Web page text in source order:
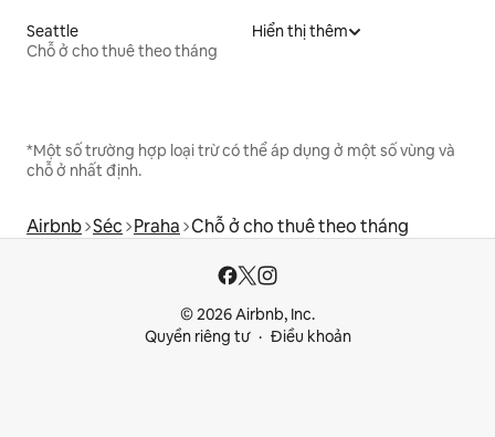
Seattle
Chỗ ở cho thuê theo tháng
Hiển thị thêm
*Một số trường hợp loại trừ có thể áp dụng ở một số vùng và
chỗ ở nhất định.
Airbnb Séc Praha Chỗ ở cho thuê theo tháng
© 2026 Airbnb, Inc.
Quyền riêng tư
Điều khoản